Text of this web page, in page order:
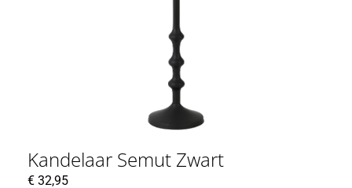
Kandelaar Semut Zwart
€ 32,95